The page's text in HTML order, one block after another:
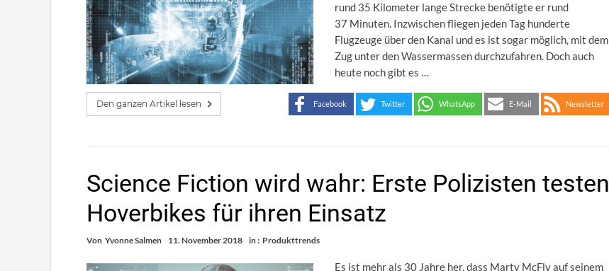
rund 35 Kilometer lange Strecke benötigte er rund
37 Minuten. Inzwischen fliegen jeden Tag hunderte
Flugzeuge über den Kanal und es ist sogar möglich, mit dem
Zug unter den Wassermassen durchzufahren. Doch auch
heute noch gibt es …
Den ganzen Artikel lesen Facebook Twitter WhatsApp E-Mail Newsletter
Science Fiction wird wahr: Erste Polizisten testen
Hoverbikes für ihren Einsatz
Von Yvonne Salmen 11. November 2018 in : Produkttrends
Es ist mehr als 30 Jahre her, dass Marty McFly auf seinem